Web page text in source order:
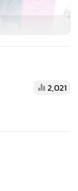
2,021